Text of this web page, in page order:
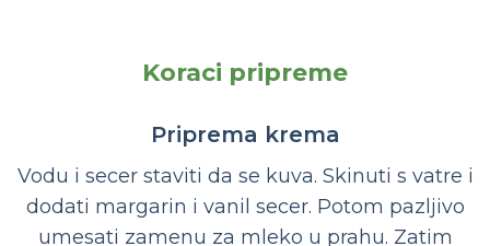
Koraci pripreme
Priprema krema
Vodu i secer staviti da se kuva. Skinuti s vatre i
dodati margarin i vanil secer. Potom pazljivo
umesati zamenu za mleko u prahu. Zatim